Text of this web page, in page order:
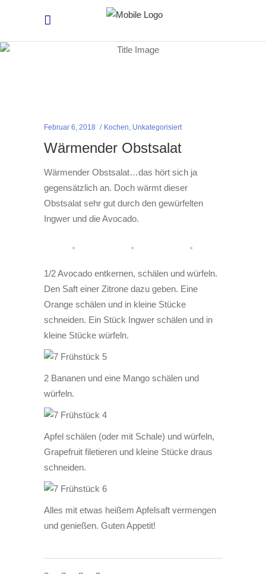
Februar 6, 2018 Kochen, Unkategorisiert
Wärmender Obstsalat
Wärmender Obstsalat…das hört sich ja
gegensätzlich an. Doch wärmt dieser
Obstsalat sehr gut durch den gewürfelten
Ingwer und die Avocado.
1/2 Avocado entkernen, schälen und würfeln.
Den Saft einer Zitrone dazu geben. Eine
Orange schälen und in kleine Stücke
schneiden. Ein Stück Ingwer schälen und in
kleine Stücke würfeln.
2 Bananen und eine Mango schälen und
würfeln.
Apfel schälen (oder mit Schale) und würfeln,
Grapefruit filetieren und kleine Stücke draus
schneiden.
Alles mit etwas heißem Apfelsaft vermengen
und genießen. Guten Appetit!